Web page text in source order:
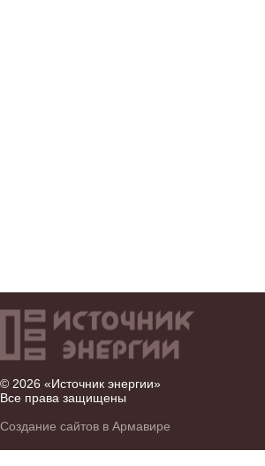
© 2026 «Источник энергии»
Все права защищены
Создание сайтов в Армавире